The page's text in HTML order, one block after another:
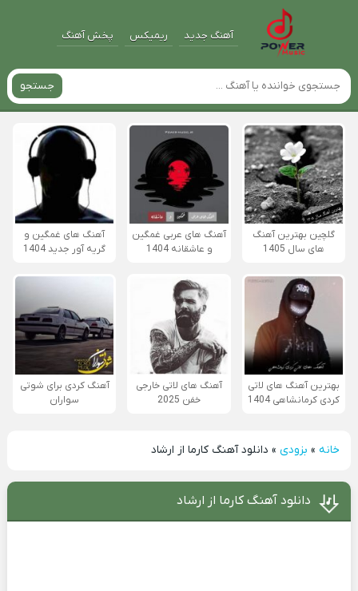
آهنگ جدید ریمیکس پخش آهنگ
جستجو
گلچین بهترین آهنگ
های سال 1405
آهنگ های عربی غمگین
و عاشقانه 1404
آهنگ های غمگین و
گریه آور جدید 1404
بهترین آهنگ های لاتی
کردی کرمانشاهی 1404
آهنگ های لاتی خارجی
خفن 2025
آهنگ کردی برای شوتی
سواران
خانه» بزودی » دانلود آهنگ کارما از ارشاد
دانلود آهنگ کارما از ارشاد